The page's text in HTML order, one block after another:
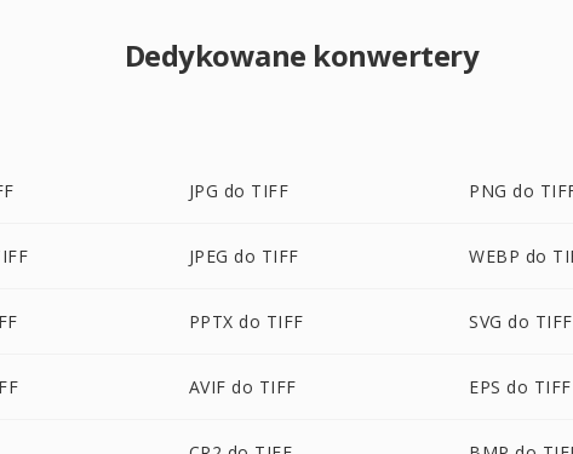
Dedykowane konwertery
JPG do TIFF PNG do
JPEG do TIFF WEBP do
PPTX do TIFF SVG do TIFF
AVIF do TIFF EPS do TIFF